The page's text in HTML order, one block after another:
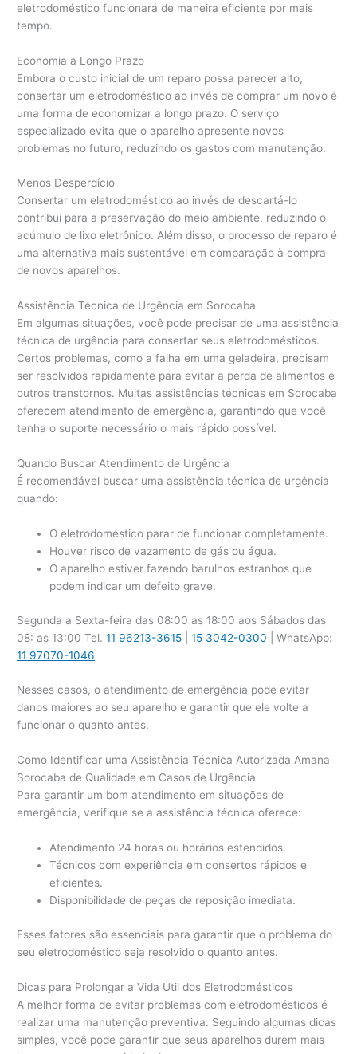
eletrodoméstico funcionará de maneira eficiente por mais
tempo.
Economia a Longo Prazo
Embora o custo inicial de um reparo possa parecer alto,
consertar um eletrodoméstico ao invés de comprar um novo é
uma forma de economizar a longo prazo. O serviço
especializado evita que o aparelho apresente novos
problemas no futuro, reduzindo os gastos com manutenção.
Menos Desperdício
Consertar um eletrodoméstico ao invés de descartá-lo
contribui para a preservação do meio ambiente, reduzindo o
acúmulo de lixo eletrônico. Além disso, o processo de reparo é
uma alternativa mais sustentável em comparação à compra
de novos aparelhos.
Assistência Técnica de Urgência em Sorocaba
Em algumas situações, você pode precisar de uma assistência
técnica de urgência para consertar seus eletrodomésticos.
Certos problemas, como a falha em uma geladeira, precisam
ser resolvidos rapidamente para evitar a perda de alimentos e
outros transtornos. Muitas assistências técnicas em Sorocaba
oferecem atendimento de emergência, garantindo que você
tenha o suporte necessário o mais rápido possível.
Quando Buscar Atendimento de Urgência
É recomendável buscar uma assistência técnica de urgência
quando:
O eletrodoméstico parar de funcionar completamente.
Houver risco de vazamento de gás ou água.
O aparelho estiver fazendo barulhos estranhos que
podem indicar um defeito grave.
Segunda a Sexta-feira das 08:00 as 18:00 aos Sábados das
08: as 13:00 Tel.11 96213-3615 |15 3042-0300 | WhatsApp:
11 97070-1046
Nesses casos, o atendimento de emergência pode evitar
danos maiores ao seu aparelho e garantir que ele volte a
funcionar o quanto antes.
Como Identificar uma Assistência Técnica Autorizada Amana
Sorocaba de Qualidade em Casos de Urgência
Para garantir um bom atendimento em situações de
emergência, verifique se a assistência técnica oferece:
Atendimento 24 horas ou horários estendidos.
Técnicos com experiência em consertos rápidos e
eficientes.
Disponibilidade de peças de reposição imediata.
Esses fatores são essenciais para garantir que o problema do
seu eletrodoméstico seja resolvido o quanto antes.
Dicas para Prolongar a Vida Útil dos Eletrodomésticos
A melhor forma de evitar problemas com eletrodomésticos é
realizar uma manutenção preventiva. Seguindo algumas dicas
simples, você pode garantir que seus aparelhos durem mais